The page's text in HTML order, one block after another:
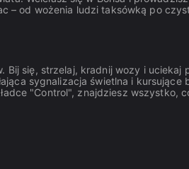
– od wożenia ludzi taksówką po
Bij się, strzelaj, kradnij wozy i uciekaj
sygnalizacja świetlna i kursujące
"Control", znajdziesz wszystko,